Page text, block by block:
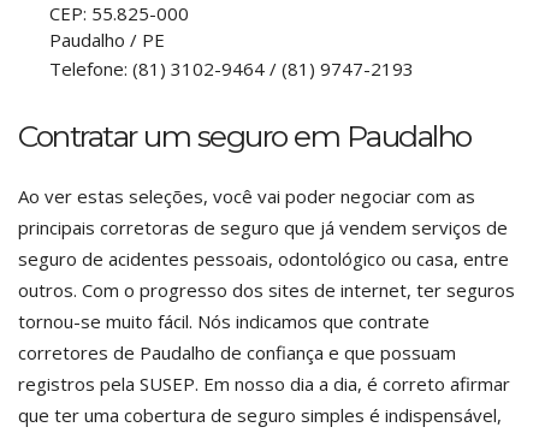
CEP: 55.825-000
Paudalho / PE
Telefone: (81) 3102-9464 / (81) 9747-2193
Contratar um seguro em Paudalho
Ao ver estas seleções, você vai poder negociar com as
principais corretoras de seguro que já vendem serviços de
seguro de acidentes pessoais, odontológico ou casa, entre
outros. Com o progresso dos sites de internet, ter seguros
tornou-se muito fácil. Nós indicamos que contrate
corretores de Paudalho de confiança e que possuam
registros pela SUSEP. Em nosso dia a dia, é correto afirmar
que ter uma cobertura de seguro simples é indispensável,